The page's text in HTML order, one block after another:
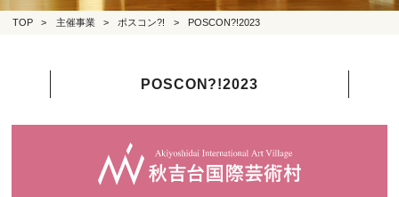
TOP > 主催事業 > ポスコン?! > POSCON?!2023
POSCON?!2023